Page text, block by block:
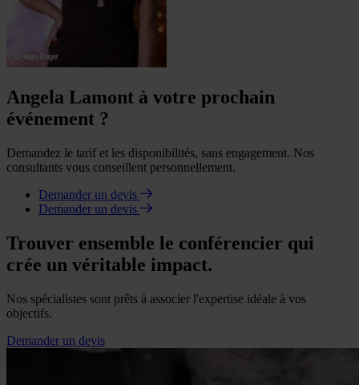
Angela Lamont à votre prochain
événement ?
Demandez le tarif et les disponibilités, sans engagement. Nos
consultants vous conseillent personnellement.
Demander un devis
Demander un devis
Trouver ensemble le conférencier qui
crée un véritable impact.
Nos spécialistes sont prêts à associer l'expertise idéale à vos
objectifs.
Demander un devis